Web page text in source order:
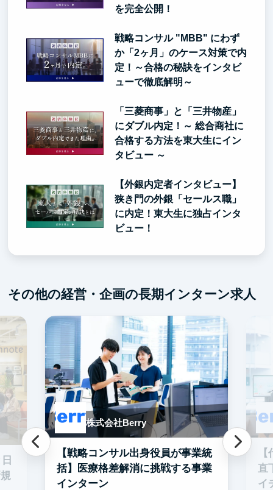
を完全公開！
戦略コンサル "MBB" にわず
か「2ヶ月」のケース対策で内
定！～合格の秘訣をインタビ
ューで徹底解明～
「三菱商事」と「三井物産」
にダブル内定！～ 総合商社に
合格する方法を東大生にイン
タビュー ～
【外銀内定者インタビュー】
狭き門の外銀「セールス職」
に内定！東大生に独占インタ
ビュー！
その他の経営・企画の長期インターン求人
株式会社Berry
【戦略コンサル出身役員が事業統
括】医療格差解消に挑戦する事業
インターン
直
イ